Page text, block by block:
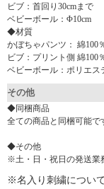
ビブ：首回り30cmまで
ベビーボール：Φ10cm
◆材質
かぼちゃパンツ： 綿100
ビブ：プリント側 綿100
ベビーボール：ポリエス
その他
◆同梱商品
全ての商品と同梱可能
◆その他
※土・日・祝日の発送業
※名入り刺繍につい